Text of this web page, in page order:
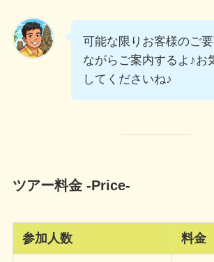
可能な限りお客様のご
ながらご案内するよ♪お
してくださいね♪
ツアー料金 -Price-
参加人数 料金